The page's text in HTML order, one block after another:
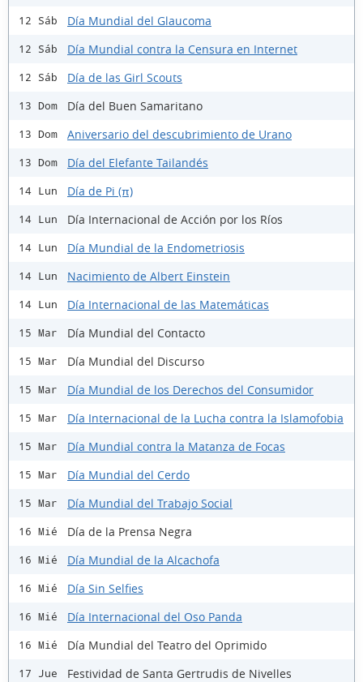
12 Sáb Día Mundial del Glaucoma
12 Sáb Día Mundial contra la Censura en Internet
12 Sáb Día de las Girl Scouts
13 Dom Día del Buen Samaritano
13 Dom Aniversario del descubrimiento de Urano
13 Dom Día del Elefante Tailandés
14 Lun Día de Pi (π)
14 Lun Día Internacional de Acción por los Ríos
14 Lun Día Mundial de la Endometriosis
14 Lun Nacimiento de Albert Einstein
14 Lun Día Internacional de las Matemáticas
15 Mar Día Mundial del Contacto
15 Mar Día Mundial del Discurso
15 Mar Día Mundial de los Derechos del Consumidor
15 Mar Día Internacional de la Lucha contra la Islamofobia
15 Mar Día Mundial contra la Matanza de Focas
15 Mar Día Mundial del Cerdo
15 Mar Día Mundial del Trabajo Social
16 Mié Día de la Prensa Negra
16 Mié Día Mundial de la Alcachofa
16 Mié Día Sin Selfies
16 Mié Día Internacional del Oso Panda
16 Mié Día Mundial del Teatro del Oprimido
17 Jue Festividad de Santa Gertrudis de Nivelles